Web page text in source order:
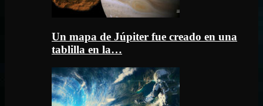
Un mapa de Júpiter fue creado en una
tablilla en la…